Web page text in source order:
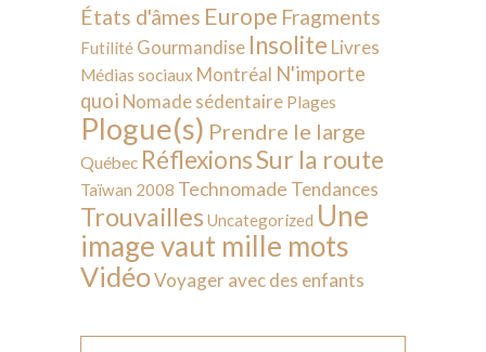
États d'âmes Europe Fragments
Futilité Gourmandise Insolite Livres
Médias sociaux Montréal N'importe
quoi Nomade sédentaire Plages
Plogue(s) Prendre le large
Québec RéflexionsSur la route
Taïwan 2008 Technomade Tendances
Trouvailles Uncategorized Une
image vaut mille mots
VidéoVoyager avec des enfants